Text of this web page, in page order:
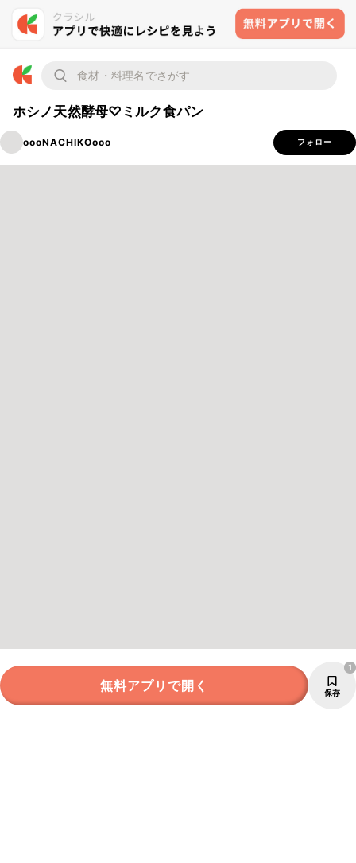
ホシノ天然酵母♡ミルク食パン
oooNACHIKOooo フォロー
無料アプリで開く 保存
1